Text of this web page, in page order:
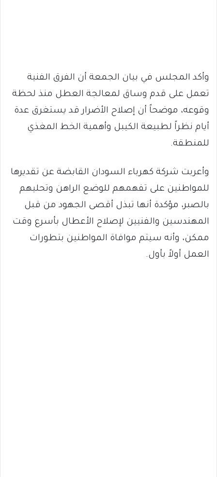
وأكد المجلس في بيان الجمعة أن الفرق الفنية
تعمل على قدم وساق لمعالجة العطل منذ لحظة
وقوعه، موضحاً أن إصلاح الأضرار قد يستغرق عدة
أيام نظراً لطبيعة الكيبل وأهمية الخط المغذي
للمنطقة.
وأعربت شركة كهرباء السودان القابضة عن تقديرها
للمواطنين على تفهمهم للوضع الراهن وتحليهم
بالصبر، مؤكدة أنها تبذل أقصى الجهود من قبل
المهندسين والفنيين لإصلاح الأعطال بأسرع وقت
ممكن، وأنه سيتم موافاة المواطنين بتطورات
العمل أولاً بأول.